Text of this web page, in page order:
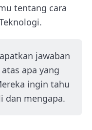
tentang cara
jawaban
apa yang
ingin tahu
dan mengapa.